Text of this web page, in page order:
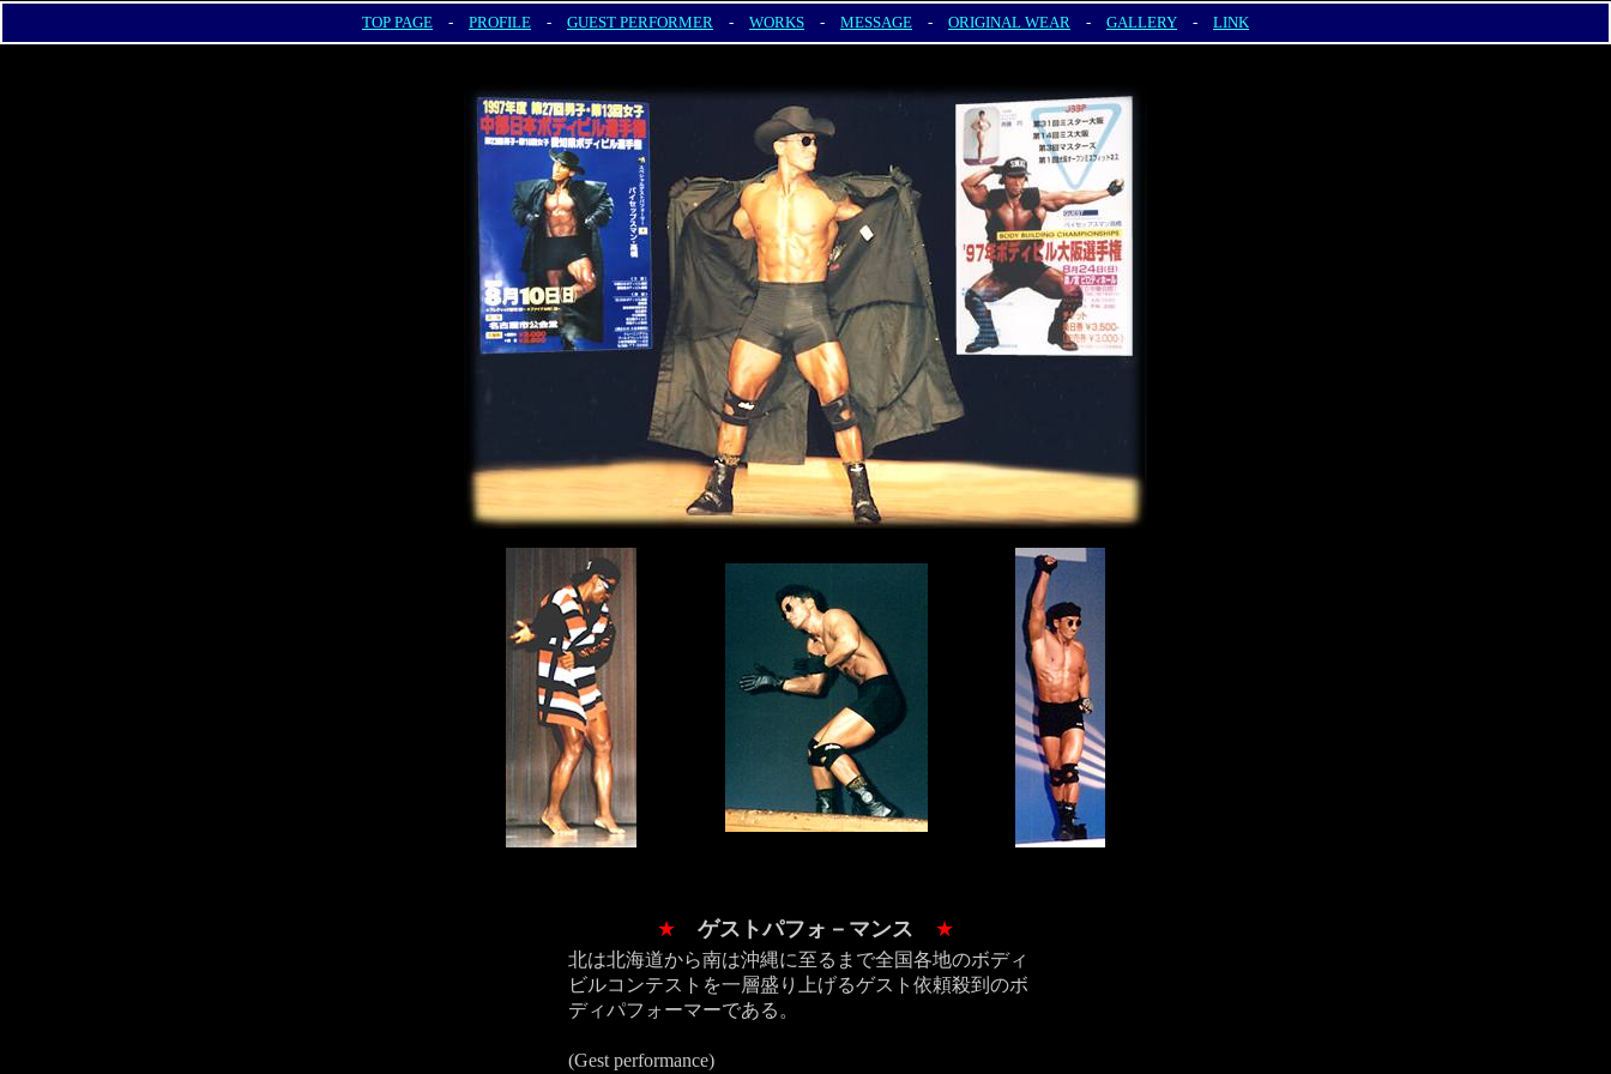
TOP PAGE - PROFILE - GUEST PERFORMER - WORKS - MESSAGE - ORIGINAL WEAR - GALLERY - LINK
★ ゲストパフォ－マンス ★
北は北海道から南は沖縄に至るまで全国各地のボディ
ビルコンテストを一層盛り上げるゲスト依頼殺到のボ
ディパフォーマーである。
(Gest performance)